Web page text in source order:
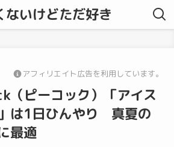
ないけどただ好き
アフィリエイト広告を利用しています。
（ピーコック）「アイス
は1日ひんやり 真夏の
最適